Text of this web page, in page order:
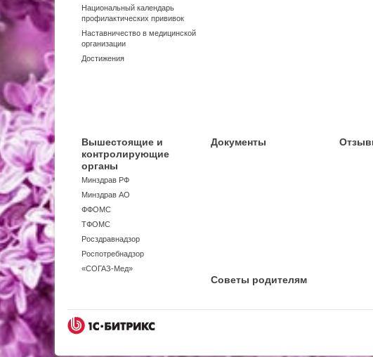
Национальный календарь
профилактических прививок
Наставничество в медицинской
организации
Достижения
Вышестоящие и
контролирующие
органы
Минздрав РФ
Минздрав АО
ФФОМС
ТФОМС
Росздравнадзор
Роспотребнадзор
«СОГАЗ-Мед»
Документы
Советы родителям